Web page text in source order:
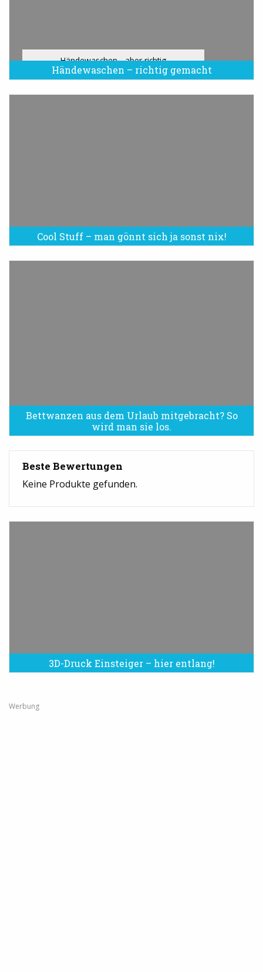
Händewaschen – richtig gemacht
Händewaschen - aber richtig
Cool Stuff – man gönnt sich ja sonst nix!
Bettwanzen aus dem Urlaub mitgebracht? So
wird man sie los.
Bettwanzen sind eine Plage
Beste Bewertungen
Keine Produkte gefunden.
3D-Druck Einsteiger – hier entlang!
Werbung